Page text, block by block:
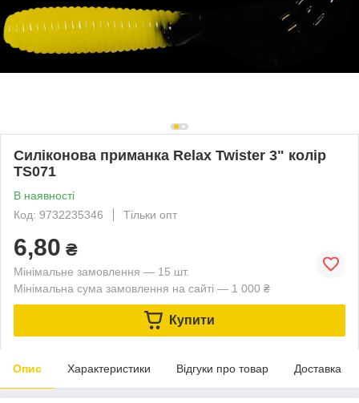
Силіконова приманка Relax Twister 3" колір
TS071
В наявності
Код: 9732235346
Тільки опт
6,80 ₴
Мінімальне замовлення — 15 шт.
Мінімальна сума замовлення на сайті — 1 000 ₴
Купити
Опис Характеристики Відгуки про товар Доставка